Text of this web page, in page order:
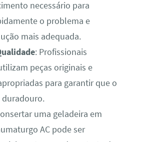
necessário para
o problema e
mais adequada.
: Profissionais
peças originais e
para garantir que o
duradouro.
uma geladeira em
AC pode ser